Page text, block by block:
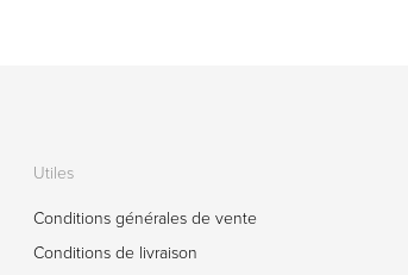
Utiles
Conditions générales de vente
Conditions de livraison